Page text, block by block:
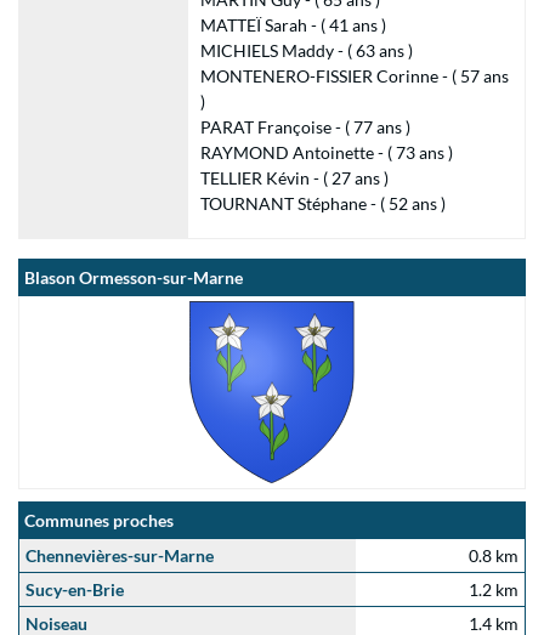
MATTEÏ Sarah - ( 41 ans )
MICHIELS Maddy - ( 63 ans )
MONTENERO-FISSIER Corinne - ( 57 ans
)
PARAT Françoise - ( 77 ans )
RAYMOND Antoinette - ( 73 ans )
TELLIER Kévin - ( 27 ans )
TOURNANT Stéphane - ( 52 ans )
Blason Ormesson-sur-Marne
Communes proches
Chennevières-sur-Marne
0.8 km
Sucy-en-Brie
1.2 km
Noiseau
1.4 km